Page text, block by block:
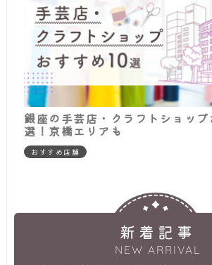
銀座の手芸店・クラフトショッ
選！京橋エリアも
おすすめ店舗
新着記事
NEW ARRIVAL